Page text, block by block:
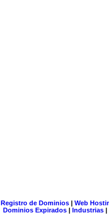
Registro de Dominios| Web
Dominios Expirados | Industrias |